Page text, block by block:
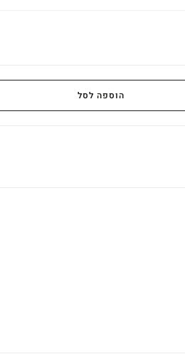
הוספה לסל